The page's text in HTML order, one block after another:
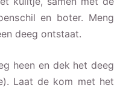
en boter. Meng
deeg ontstaat.
heen en dek het deeg
Laat de kom met het